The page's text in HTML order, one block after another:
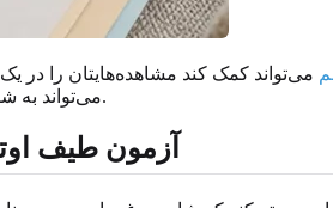
می‌تواند کمک کند مشاهده‌هایتان را در
می‌تواند به شما زبان لازم برای گفت‌وگو با یک متخصص واجد صلاحیت را بدهد.
آزمون طیف